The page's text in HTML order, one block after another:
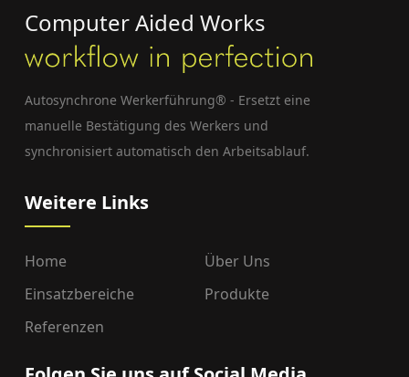
Computer Aided Works
Autosynchrone Werkerführung® - Ersetzt eine
manuelle Bestätigung des Werkers und
synchronisiert automatisch den Arbeitsablauf.
Weitere Links
Home
Über Uns
Einsatzbereiche
Produkte
Referenzen